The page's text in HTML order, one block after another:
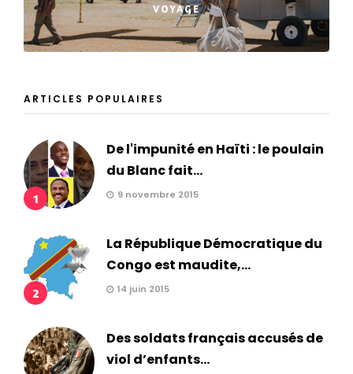
VOYAGE
ARTICLES POPULAIRES
1
De l'impunité en Haïti : le poulain
du Blanc fait...
9 novembre 2015
2
La République Démocratique du
Congo est maudite,...
14 juin 2015
Des soldats français accusés de
viol d’enfants...